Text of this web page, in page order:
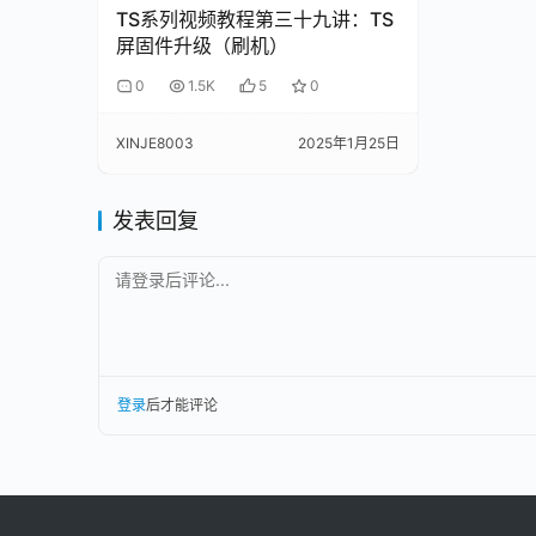
TS系列视频教程第三十九讲：TS
屏固件升级（刷机）
0 1.5K 5 0
XINJE8003 2025年1月25日
发表回复
请登录后评论...
登录后才能评论